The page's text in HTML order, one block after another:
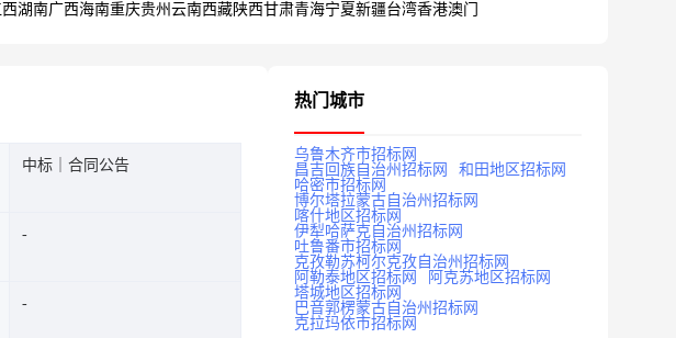
湖南广西海南重庆贵州 云南西藏陕西甘肃青海宁夏新疆台湾香港澳门
中标｜合同公告
热门城市
乌鲁木齐市招标网
昌吉回族自治州招标网
和田地区招标网
哈密市招标网
博尔塔拉蒙古自治州招标网
喀什地区招标网
伊犁哈萨克自治州招标网
吐鲁番市招标网
克孜勒苏柯尔克孜自治州招标网
阿勒泰地区招标网
阿克苏地区招标网
塔城地区招标网
巴音郭楞蒙古自治州招标网
克拉玛依市招标网